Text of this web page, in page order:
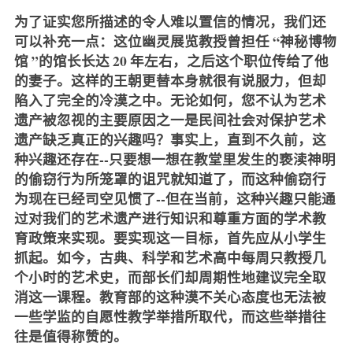
为了证实您所描述的令人难以置信的情况，我们还
可以补充一点：这位幽灵展览教授曾担任 “神秘博物
馆 ”的馆长长达 20 年左右，之后这个职位传给了他
的妻子。这样的王朝更替本身就很有说服力，但却
陷入了完全的冷漠之中。无论如何，您不认为艺术
遗产被忽视的主要原因之一是民间社会对保护艺术
遗产缺乏真正的兴趣吗？事实上，直到不久前，这
种兴趣还存在--只要想一想在教堂里发生的亵渎神明
的偷窃行为所笼罩的诅咒就知道了，而这种偷窃行
为现在已经司空见惯了--但在当前，这种兴趣只能通
过对我们的艺术遗产进行知识和尊重方面的学术教
育政策来实现。要实现这一目标，首先应从小学生
抓起。如今，古典、科学和艺术高中每周只教授几
个小时的艺术史，而部长们却周期性地建议完全取
消这一课程。教育部的这种漠不关心态度也无法被
一些学监的自愿性教学举措所取代，而这些举措往
往是值得称赞的。